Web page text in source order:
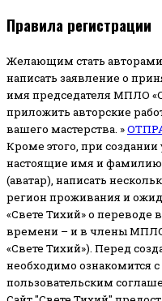
Правила регистрации
Желающим стать авторами
написать заявление о
имя председателя МПЛО
приложить авторские
вашего мастерства. »
Кроме этого, при создании
настоящие имя и
(аватар), написать
регион проживания и
«Свете Тихий» о переводе
времени – и в члены
«Свете Тихий»). Перед
необходимо ознакомится
пользовательским